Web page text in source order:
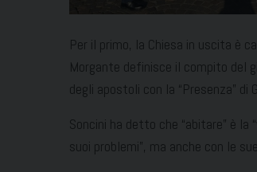
Per il primo, la Chiesa in uscita è
Morgante definisce il compito del
degli apostoli con la “Presenza” di
Soncini ha detto che “abitare” è
suoi problemi”, ma anche con le